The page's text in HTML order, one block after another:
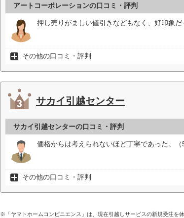
アートコーポレーションの口コミ・評判
押し売りがましい値引きなどもなく、好印象だ
その他の口コミ・評判
サカイ引越センター
サカイ引越センターの口コミ・評判
価格からは考えられないほど丁寧であった。（
その他の口コミ・評判
※「ヤマトホームコンビニエンス」は、現在引越しサービスの新規受注を